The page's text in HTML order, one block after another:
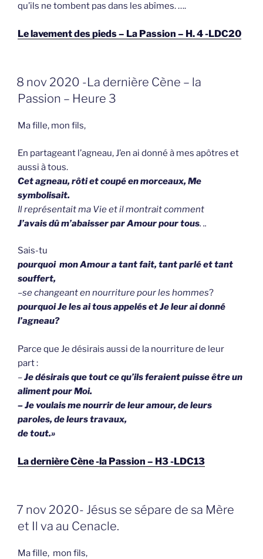
qu’ils ne tombent pas dans les abîmes. ….
Le lavement des pieds – La Passion – H. 4 -LDC20
GEPLAATST
OP
8 nov 2020 -La dernière Cène – la
Passion – Heure 3
Ma fille, mon fils,
En partageant l’agneau, J’en ai donné à mes apôtres et
aussi à tous.
Cet agneau, rôti et coupé en morceaux, Me
symbolisait.
Il représentait ma Vie et il montrait comment
J’avais dû m’abaisser par Amour pour tous. ..
Sais-tu
pourquoi mon Amour a tant fait, tant parlé et tant
souffert,
–se changeant en nourriture pour les hommes?
pourquoi Je les ai tous appelés et Je leur ai donné
l’agneau?
Parce que Je désirais aussi de la nourriture de leur
part :
–Je désirais que tout ce qu’ils feraient puisse être un
aliment pour Moi.
– Je voulais me nourrir de leur amour, de leurs
paroles, de leurs travaux,
de tout.»
La dernière Cène -la Passion – H3 -LDC13
GEPLAATST
OP
7 nov 2020- Jésus se sépare de sa Mère
et Il va au Cenacle.
Ma fille, mon fils,